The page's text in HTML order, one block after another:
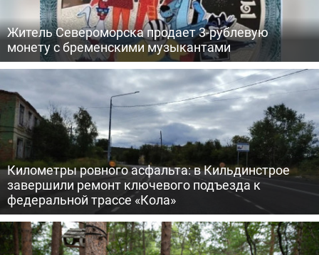
Житель Североморска продает 3-рублевую
монету с бременскими музыкантами
Километры ровного асфальта: в Кильдинстрое
завершили ремонт ключевого подъезда к
федеральной трассе «Кола»